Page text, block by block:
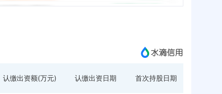
认缴出资额(万元) 认缴出资日期 首次持股日期